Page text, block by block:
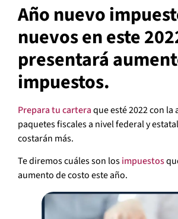
Año nuevo
nuevos en este
presentará
impuestos.
Prepara tu carteraque esté 2022 con
paquetes fiscales a nivel federal y
costarán más.
Te diremos cuáles son losimpuestos
aumento de costo este año.